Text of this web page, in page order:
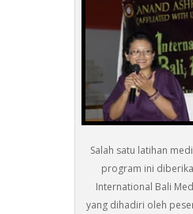
Salah satu latihan
program ini
International Bali
yang dihadiri oleh